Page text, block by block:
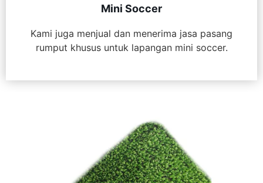
Mini Soccer
Kami juga menjual dan menerima jasa pasang
rumput khusus untuk lapangan mini soccer.